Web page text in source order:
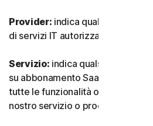
Provider: indica qualsiasi nostro
di servizi IT autorizzato.
Servizio: indica qualsiasi nostro
su abbonamento SaaS (software
tutte le funzionalità o servizi
nostro servizio o prodotto una